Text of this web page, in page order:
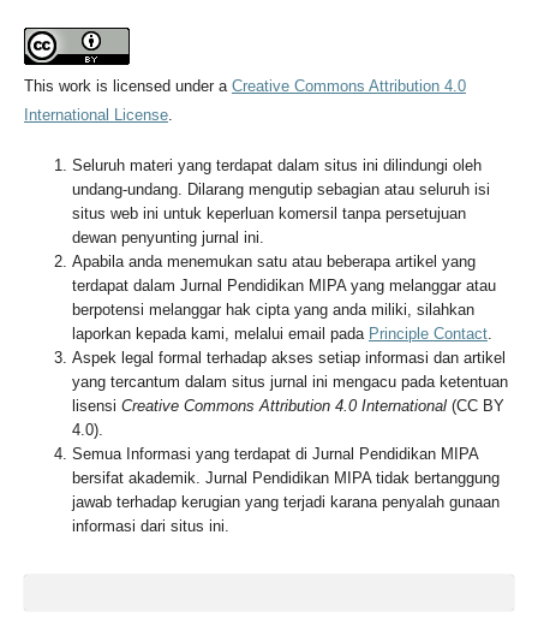
This work is licensed under a Creative Commons Attribution 4.0
International License.
Seluruh materi yang terdapat dalam situs ini dilindungi oleh
undang-undang. Dilarang mengutip sebagian atau seluruh isi
situs web ini untuk keperluan komersil tanpa persetujuan
dewan penyunting jurnal ini.
Apabila anda menemukan satu atau beberapa artikel yang
terdapat dalam Jurnal Pendidikan MIPA yang melanggar atau
berpotensi melanggar hak cipta yang anda miliki, silahkan
laporkan kepada kami, melalui email pada Principle Contact.
Aspek legal formal terhadap akses setiap informasi dan artikel
yang tercantum dalam situs jurnal ini mengacu pada ketentuan
lisensi Creative Commons Attribution 4.0 International(CC BY
4.0).
Semua Informasi yang terdapat di Jurnal Pendidikan MIPA
bersifat akademik. Jurnal Pendidikan MIPA tidak bertanggung
jawab terhadap kerugian yang terjadi karana penyalah gunaan
informasi dari situs ini.